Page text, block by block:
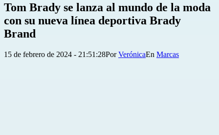
Tom Brady se lanza al mundo de la moda
con su nueva línea deportiva Brady
Brand
Publicada
15 de febrero de 2024 - 21:51:28PorVerónica
Categorizado
Marcas